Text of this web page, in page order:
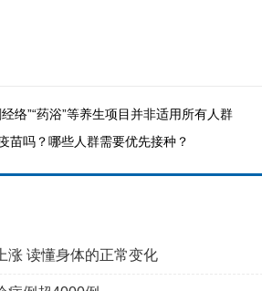
络”“药浴”等养生项目并非适用所有人群
苗吗？哪些人群需要优先接种？
涨 读懂身体的正常变化